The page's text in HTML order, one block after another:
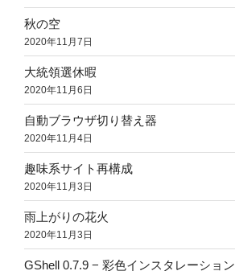
秋の空
2020年11月7日
大統領選休暇
2020年11月6日
自動ブラウザ切り替え器
2020年11月4日
趣味系サイト再構成
2020年11月3日
雨上がりの花火
2020年11月3日
GShell 0.7.9 − 彩色インスタレーション